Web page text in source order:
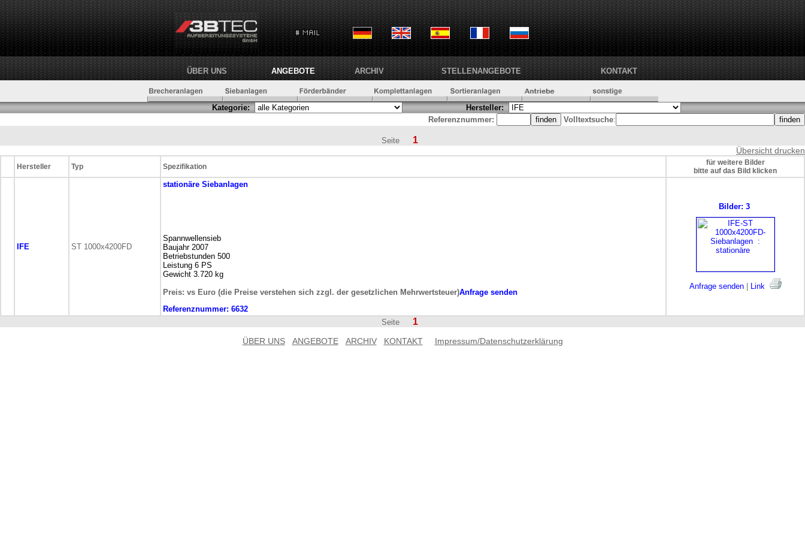
ÜBER UNS ANGEBOTE ARCHIV STELLENANGEBOTE KONTAKT
Kategorie:
Hersteller:
Referenznummer:
Volltextsuche:
Seite 1
Übersicht drucken
Hersteller Typ Spezifikation
für weitere Bilder
bitte auf das Bild klicken
IFE ST 1000x4200FD
stationäre Siebanlagen
Spannwellensieb
Baujahr 2007
Betriebstunden 500
Leistung 6 PS
Gewicht 3.720 kg
Preis: vs Euro (die Preise verstehen sich zzgl. der gesetzlichen Mehrwertsteuer)Anfrage senden
Referenznummer: 6632
Bilder: 3
Anfrage senden| Link
Seite 1
ÜBER UNS ANGEBOTE ARCHIV KONTAKT Impressum/Datenschutzerklärung